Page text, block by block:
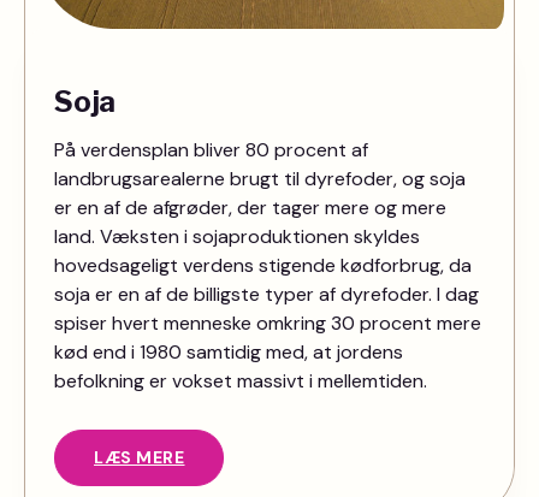
Soja
På verdensplan bliver 80 procent af
landbrugsarealerne brugt til dyrefoder, og soja
er en af de afgrøder, der tager mere og mere
land. Væksten i sojaproduktionen skyldes
hovedsageligt verdens stigende kødforbrug, da
soja er en af de billigste typer af dyrefoder. I dag
spiser hvert menneske omkring 30 procent mere
kød end i 1980 samtidig med, at jordens
befolkning er vokset massivt i mellemtiden.
LÆS MERE